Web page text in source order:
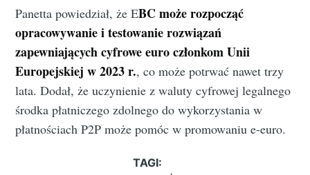
Panetta powiedział, że EBC może rozpocząć
opracowywanie i testowanie rozwiązań
zapewniających cyfrowe euro członkom Unii
Europejskiej w 2023 r., co może potrwać nawet trzy
lata. Dodał, że uczynienie z waluty cyfrowej legalnego
środka płatniczego zdolnego do wykorzystania w
płatnościach P2P może pomóc w promowaniu e-euro.
TAGI: